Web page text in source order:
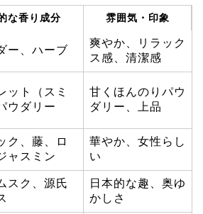
な香り成分 雰囲気・印象
ー、ハーブ
爽やか、リラック
ス感、清潔感
ット（スミ
ウダリー
甘くほんのりパウ
ダリー、上品
ク、藤、ロ
ャスミン
華やか、女性らし
い
スク、源氏
日本的な趣、奥ゆ
かしさ